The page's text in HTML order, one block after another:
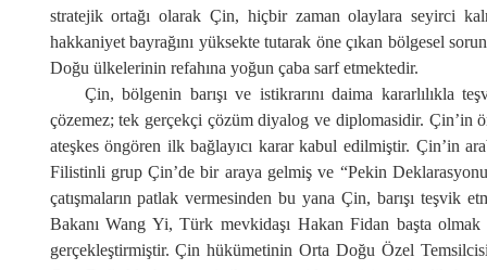
stratejik ortağı olarak Çin, hiçbir zaman olaylara seyirci
hakkaniyet bayrağını yüksekte tutarak öne çıkan bölgesel
Doğu ülkelerinin refahına yoğun çaba sarf etmektedir.
Çin, bölgenin barışı ve istikrarını daima kararlılıkla
çözemez; tek gerçekçi çözüm diyalog ve diplomasidir.
ateşkes öngören ilk bağlayıcı karar kabul edilmiştir. Çin’in
Filistinli grup Çin’de bir araya gelmiş ve “Pekin
çatışmaların patlak vermesinden bu yana Çin, barışı teşvik
Bakanı Wang Yi, Türk mevkidaşı Hakan Fidan başta
gerçekleştirmiştir. Çin hükümetinin Orta Doğu Özel